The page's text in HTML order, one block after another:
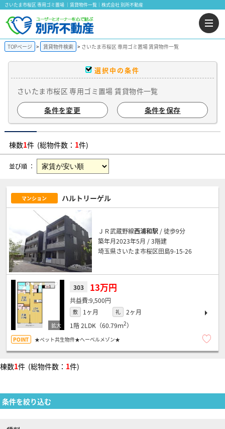
さいたま市桜区 専用ゴミ置場 ｜賃貸物件一覧｜株式会社 別所不動産
TOPページ 賃貸物件検索 さいたま市桜区 専用ゴミ置場 賃貸物件一覧
選択中の条件
さいたま市桜区 専用ゴミ置場 賃貸物件一覧
条件を変更
条件を保存
棟数1件 (総物件数： 1件)
並び順 ：
マンション ハルトリーゲル
ＪＲ武蔵野線西浦和駅 / 徒歩9分
築年月2023年5月 / 3階建
埼玉県さいたま市桜区田島9-15-26
303 13万円
9,500円
敷 1ヶ月 礼
2ヶ月
1階2LDK（60.79ｍ2）
★ペット共生物件★へーベルメゾン★
棟数1件 (総物件数： 1件)
条件を絞り込む